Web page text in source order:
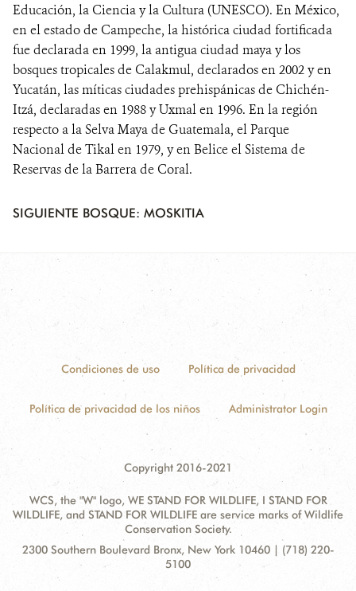
Educación, la Ciencia y la Cultura (UNESCO). En México,
en el estado de Campeche, la histórica ciudad fortificada
fue declarada en 1999, la antigua ciudad maya y los
bosques tropicales de Calakmul, declarados en 2002 y en
Yucatán, las míticas ciudades prehispánicas de Chichén-
Itzá, declaradas en 1988 y Uxmal en 1996. En la región
respecto a la Selva Maya de Guatemala, el Parque
Nacional de Tikal en 1979, y en Belice el Sistema de
Reservas de la Barrera de Coral.
SIGUIENTE BOSQUE: MOSKITIA
Condiciones de uso Política de privacidad
Política de privacidad de los niños Administrator Login
Copyright 2016-2021
WCS, the "W" logo, WE STAND FOR WILDLIFE, I STAND FOR
WILDLIFE, and STAND FOR WILDLIFE are service marks of Wildlife
Conservation Society.
Contact
Address:
2300 Southern Boulevard Bronx, New York 10460 | (718) 220-
5100